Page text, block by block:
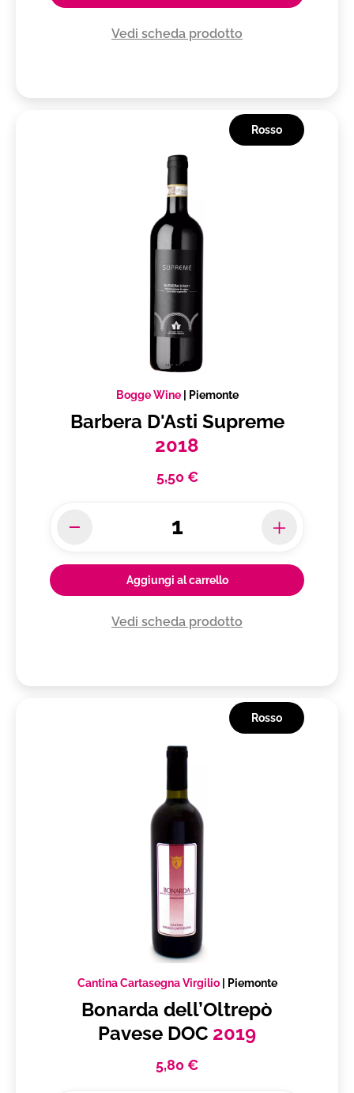
Vedi scheda prodotto
Rosso
Bogge Wine| Piemonte
Barbera D'Asti Supreme
2018
5,50 €
Aggiungi al carrello
Vedi scheda prodotto
Rosso
Cantina Cartasegna Virgilio| Piemonte
Bonarda dell’Oltrepò
Pavese DOC 2019
5,80 €